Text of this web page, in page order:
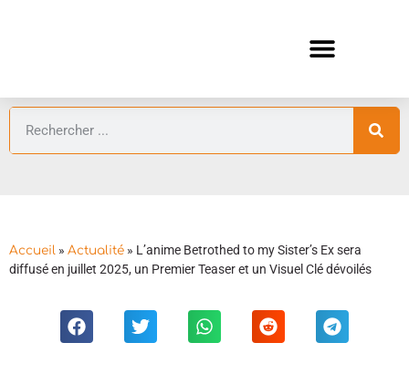
Accueil » Actualité » L’anime Betrothed to my Sister’s Ex sera
diffusé en juillet 2025, un Premier Teaser et un Visuel Clé dévoilés